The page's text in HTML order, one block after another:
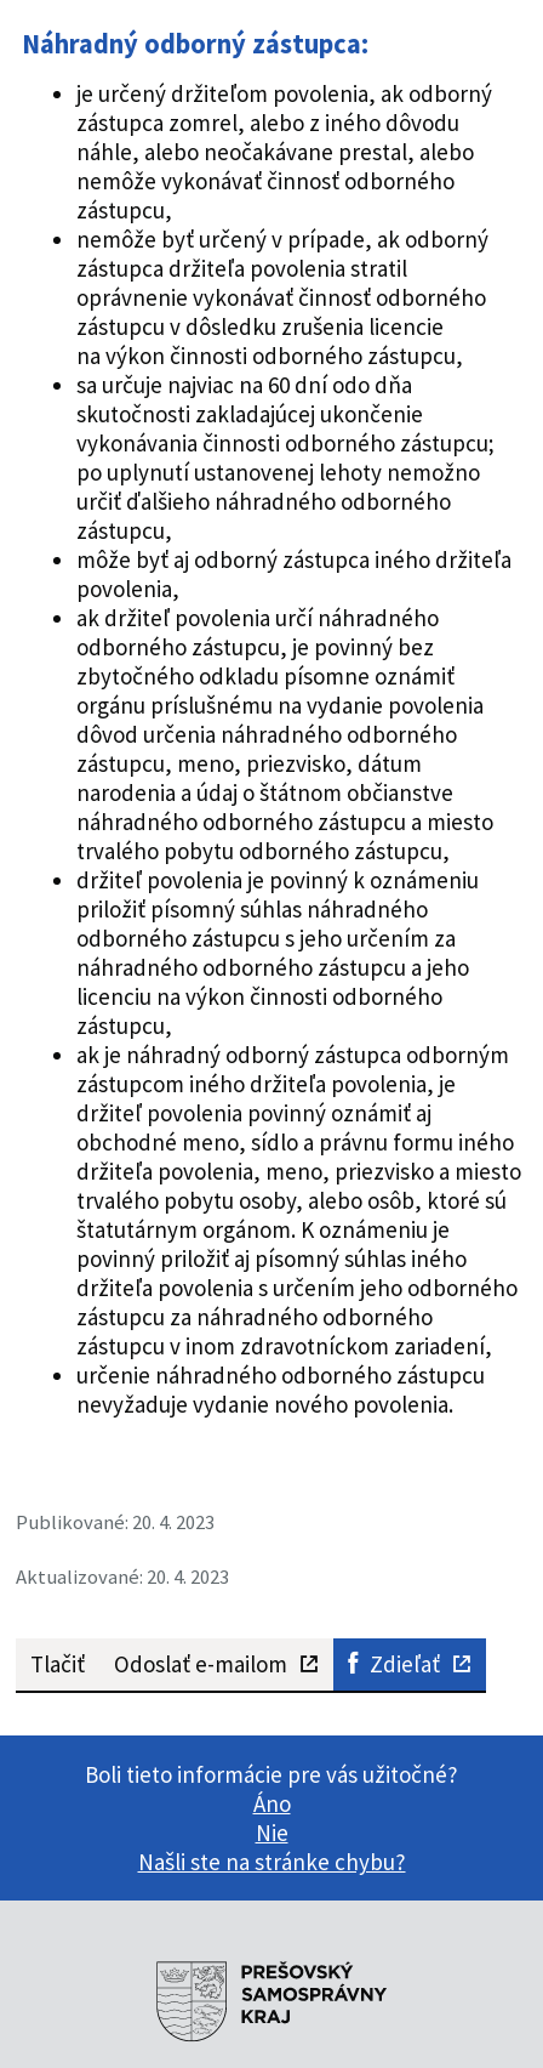
Náhradný odborný zástupca:
je určený držiteľom povolenia, ak odborný
zástupca zomrel, alebo z iného dôvodu
náhle, alebo neočakávane prestal, alebo
nemôže vykonávať činnosť odborného
zástupcu,
nemôže byť určený v prípade, ak odborný
zástupca držiteľa povolenia stratil
oprávnenie vykonávať činnosť odborného
zástupcu v dôsledku zrušenia licencie
na výkon činnosti odborného zástupcu,
sa určuje najviac na 60 dní odo dňa
skutočnosti zakladajúcej ukončenie
vykonávania činnosti odborného zástupcu;
po uplynutí ustanovenej lehoty nemožno
určiť ďalšieho náhradného odborného
zástupcu,
môže byť aj odborný zástupca iného držiteľa
povolenia,
ak držiteľ povolenia určí náhradného
odborného zástupcu, je povinný bez
zbytočného odkladu písomne oznámiť
orgánu príslušnému na vydanie povolenia
dôvod určenia náhradného odborného
zástupcu, meno, priezvisko, dátum
narodenia a údaj o štátnom občianstve
náhradného odborného zástupcu a miesto
trvalého pobytu odborného zástupcu,
držiteľ povolenia je povinný k oznámeniu
priložiť písomný súhlas náhradného
odborného zástupcu s jeho určením za
náhradného odborného zástupcu a jeho
licenciu na výkon činnosti odborného
zástupcu,
ak je náhradný odborný zástupca odborným
zástupcom iného držiteľa povolenia, je
držiteľ povolenia povinný oznámiť aj
obchodné meno, sídlo a právnu formu iného
držiteľa povolenia, meno, priezvisko a miesto
trvalého pobytu osoby, alebo osôb, ktoré sú
štatutárnym orgánom. K oznámeniu je
povinný priložiť aj písomný súhlas iného
držiteľa povolenia s určením jeho odborného
zástupcu za náhradného odborného
zástupcu v inom zdravotníckom zariadení,
určenie náhradného odborného zástupcu
nevyžaduje vydanie nového povolenia.
Publikované: 20. 4. 2023
Aktualizované: 20. 4. 2023
Tlačiť Odoslať e-mailom Zdieľať
Boli tieto informácie pre vás užitočné?
Áno
Nie
Našli ste na stránke chybu?